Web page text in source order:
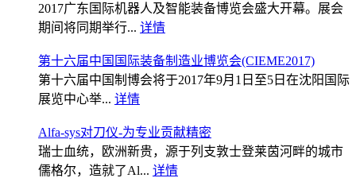
2017广东国际机器人及智能装备博览会盛大开幕。展会
期间将同期举行... 详情
第十六届中国国际装备制造业博览会(CIEME2017)
第十六届中国制博会将于2017年9月1日至5日在沈阳国际
展览中心举... 详情
Alfa-sys对刀仪-为专业贡献精密
瑞士血统，欧洲新贵，源于列支敦士登莱茵河畔的城市
儒格尔，造就了Al... 详情